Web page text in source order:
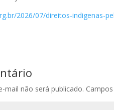
2026/07/direitos-indigenas-
mail não será publicado.